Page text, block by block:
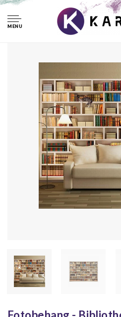
MENU
Fotobehang - Bibliotheek